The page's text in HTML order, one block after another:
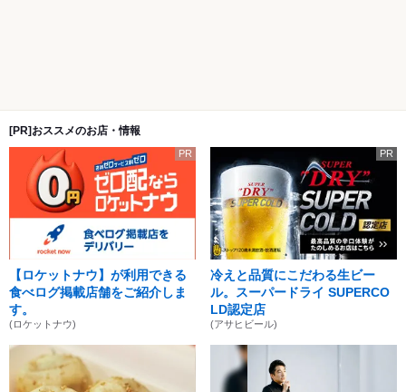
[PR]おススメのお店・情報
PR
【ロケットナウ】が利用できる
食べログ掲載店舗をご紹介しま
す。
(ロケットナウ)
PR
冷えと品質にこだわる生ビー
ル。スーパードライ SUPERCO
LD認定店
(アサヒビール)